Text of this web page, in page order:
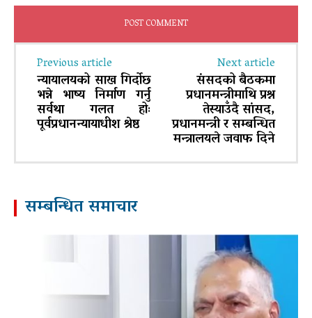
Previous article
न्यायालयको साख गिर्दोछ
भन्ने भाष्य निर्माण गर्नु
सर्वथा गलत होः
पूर्वप्रधानन्यायाधीश श्रेष्ठ
Next article
संसदको बैठकमा
प्रधानमन्त्रीमाथि प्रश्न
तेस्याउँदै सांसद,
प्रधानमन्त्री र सम्बन्धित
मन्त्रालयले जवाफ दिने
सम्बन्धित समाचार